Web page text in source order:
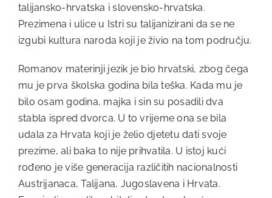
talijansko-hrvatska i slovensko-hrvatska.
Prezimena i ulice u Istri su talijanizirani da se ne
izgubi kultura naroda koji je živio na tom području.
Romanov materinji jezik je bio hrvatski, zbog čega
mu je prva školska godina bila teška. Kada mu je
bilo osam godina, majka i sin su posadili dva
stabla ispred dvorca. U to vrijeme ona se bila
udala za Hrvata koji je želio djetetu dati svoje
prezime, ali baka to nije prihvatila. U istoj kući
rođeno je više generacija različitih nacionalnosti
Austrijanaca, Talijana, Jugoslavena i Hrvata.